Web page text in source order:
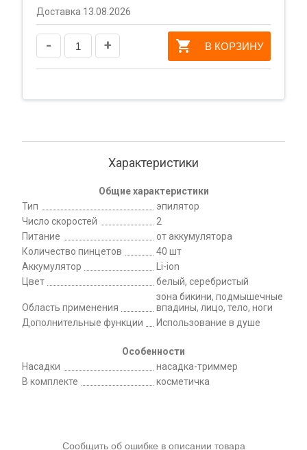
Доставка 13.08.2026
- + В КОРЗИНУ
Характеристики
Общие характеристики
Тип
эпилятор
Число скоростей
2
Питание
от аккумулятора
Количество пинцетов
40 шт
Аккумулятор
Li-ion
Цвет
белый, серебристый
Область применения
зона бикини, подмышечные
впадины, лицо, тело, ноги
Дополнительные функции
Использование в душе
Особенности
Насадки
насадка-триммер
В комплекте
косметичка
Сообщить об ошибке в описании товара